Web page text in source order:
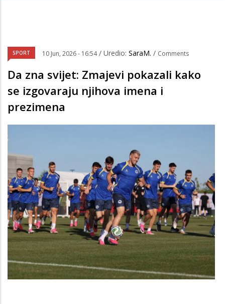
SPORT 10 Jun, 2026 - 16:54 / Uredio: SaraM. / Comments
Da zna svijet: Zmajevi pokazali kako
se izgovaraju njihova imena i
prezimena